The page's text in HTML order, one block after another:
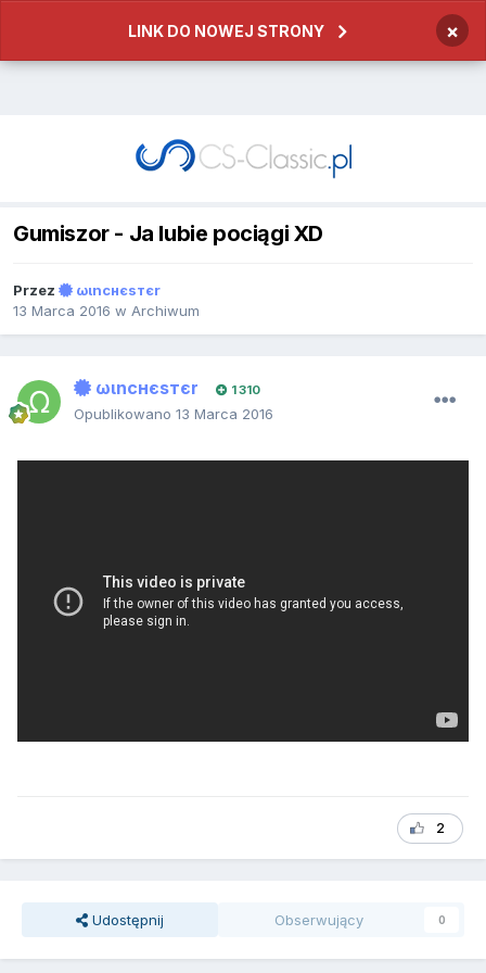
LINK DO NOWEJ STRONY ×
Gumiszor - Ja lubie pociągi XD
Przez
ωιncнєѕтєr
13 Marca 2016 w Archiwum
ωιncнєѕтєr 1 310
Opublikowano 13 Marca 2016
2
Udostępnij Obserwujący 0